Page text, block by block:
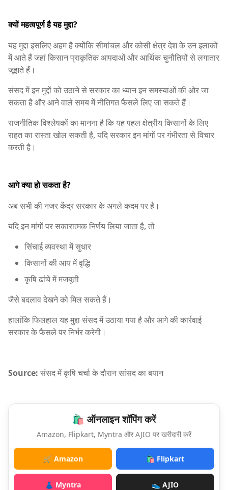
क्यों महत्वपूर्ण है यह मुद्दा?
यह मुद्दा इसलिए अहम है क्योंकि सीमांचल और कोसी क्षेत्र देश के उन इलाकों
में आते हैं जहां किसान प्राकृतिक आपदाओं और आर्थिक चुनौतियों से लगातार
जूझते हैं।
संसद में इन मुद्दों को उठाने से सरकार का ध्यान इन समस्याओं की ओर जा
सकता है और आने वाले समय में नीतिगत फैसले लिए जा सकते हैं।
राजनीतिक विश्लेषकों का मानना है कि यह पहल क्षेत्रीय किसानों के लिए
राहत का रास्ता खोल सकती है, यदि सरकार इन मांगों पर गंभीरता से विचार
करती है।
आगे क्या हो सकता है?
अब सभी की नजर केंद्र सरकार के अगले कदम पर है।
यदि इन मांगों पर सकारात्मक निर्णय लिया जाता है, तो
सिंचाई व्यवस्था में सुधार
किसानों की आय में वृद्धि
कृषि ढांचे में मजबूती
जैसे बदलाव देखने को मिल सकते हैं।
हालांकि फिलहाल यह मुद्दा संसद में उठाया गया है और आगे की कार्रवाई
सरकार के फैसले पर निर्भर करेगी।
Source: संसद में कृषि चर्चा के दौरान सांसद का बयान
🛍️ ऑनलाइन शॉपिंग करें
Amazon, Flipkart, Myntra और AJIO पर खरीदारी करें
🛒 Amazon 🛍️ Flipkart
👗 Myntra 👟 AJIO